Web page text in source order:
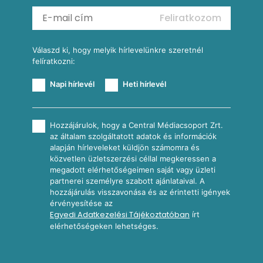
Reggeli receptek
Feliratkozom
Válaszd ki, hogy melyik hírlevelünkre szeretnél
felíratkozni:
Napi hírlevél Heti hírlevél
Hozzájárulok, hogy a Central Médiacsoport Zrt.
az általam szolgáltatott adatok és információk
alapján hírleveleket küldjön számomra és
közvetlen üzletszerzési céllal megkeressen a
megadott elérhetőségeimen saját vagy üzleti
partnerei személyre szabott ajánlataival. A
hozzájárulás visszavonása és az érintetti igények
érvényesítése az
Egyedi Adatkezelési Tájékoztatóban írt
elérhetőségeken lehetséges.